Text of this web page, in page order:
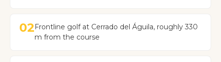
02Frontline golf at Cerrado del Águila, roughly 330
m from the course